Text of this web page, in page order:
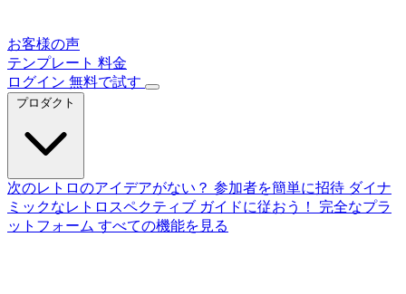
お客様の声
テンプレート 料金
ログイン 無料で試す
次のレトロのアイデアがない？ 参加者を簡単に招待 ダイナ
ミックなレトロスペクティブ ガイドに従おう！ 完全なプラ
ットフォーム すべての機能を見る